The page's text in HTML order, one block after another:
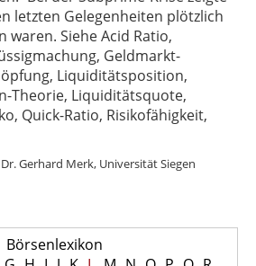
letzten Gelegenheiten plötzlich
waren. Siehe Acid Ratio,
Geldmarkt-
Liquiditätsposition,
Theorie, Liquiditätsquote,
Quick-Ratio, Risikofähigkeit,
Gerhard Merk, Universität Siegen
Börsenlexikon